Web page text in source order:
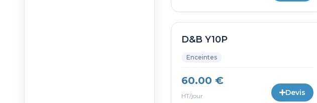
D&B Y10P
Enceintes
60.00 €
HT/jour Devis